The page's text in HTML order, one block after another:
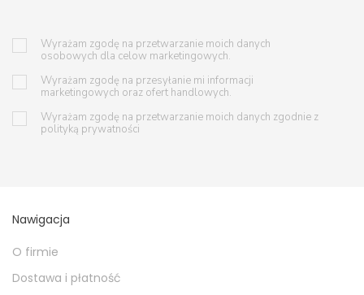
Wyrażam zgodę na przetwarzanie moich danych
osobowych dla celow marketingowych.
Wyrażam zgodę na przesyłanie mi informacji
marketingowych oraz ofert handlowych.
Wyrażam zgodę na przetwarzanie moich danych zgodnie z
polityką prywatności
Nawigacja
O firmie
Dostawa i płatność